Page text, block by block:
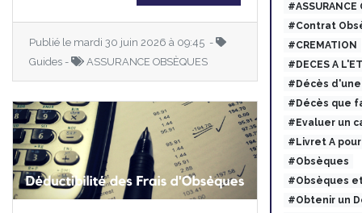
Publié le mardi 30 juin 2026 à 09:45 -
Guides -
ASSURANCE OBSÈQUES
#ASSURANCE
#Contrat
#CREMATION
#DECES A
#Décès
#Décès que
#Evaluer un
#Livret A
#Obsèques
#Obsèques
#Obtenir un